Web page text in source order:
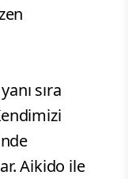
sıra
Aikido ile